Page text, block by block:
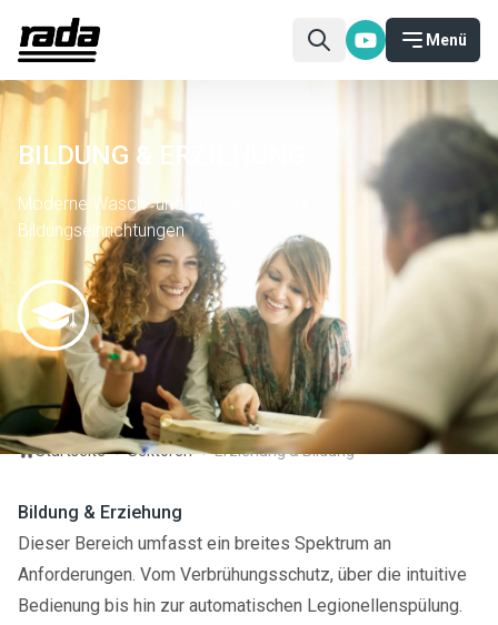
Menü
BILDUNG & ERZIEHUNG
Moderne Wasch- und Duschräume für
Bildungseinrichtungen
Startseite Sektoren Erziehung & Bildung
Bildung & Erziehung
Dieser Bereich umfasst ein breites Spektrum an
Anforderungen. Vom Verbrühungsschutz, über die intuitive
Bedienung bis hin zur automatischen Legionellenspülung.